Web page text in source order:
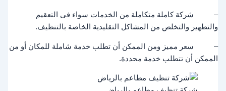
– شركة كاملة متكاملة من الخدمات سواء فى التعقيم
والتطهير والتخلص من المشاكل التقليدية الخاصة بالتنظيف.
– سعر مميز ومن الممكن أن تطلب خدمة شاملة للمكان أو من
الممكن أن تتطلب خدمة محددة.